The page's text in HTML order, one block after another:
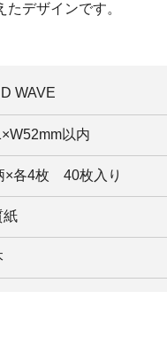
デザインです。
WAVE
以内
×各4枚 40枚入り
紙